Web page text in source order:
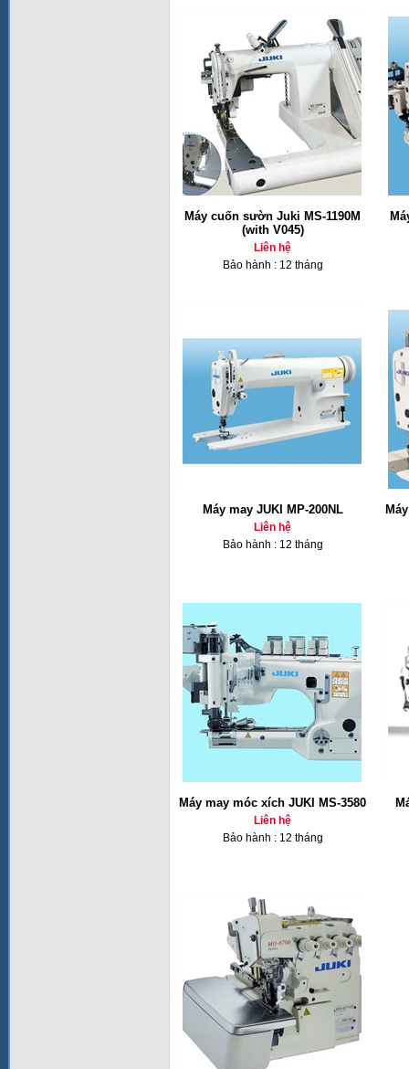
Máy cuốn sườn Juki MS-1190M
(with V045)
Liên hệ
Bảo hành : 12 tháng
Máy may JUKI MP-200NL
Liên hệ
Bảo hành : 12 tháng
Máy may móc xích JUKI MS-3580
Liên hệ
Bảo hành : 12 tháng